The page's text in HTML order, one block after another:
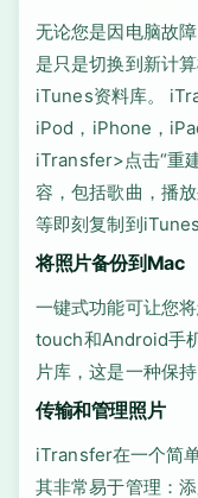
无论您是因电脑故
是只是切换到新计
iTunes资料库。
iPod，iPhone，
iTransfer>点击“重
容，包括歌曲，播
等即刻复制到iTunes
将照片备份到Mac
一键式功能可让您
touch和Android手
片库，这是一种保
传输和管理照片
iTransfer在一个简
其非常易于管理：